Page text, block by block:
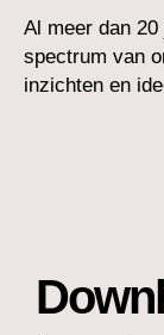
Al meer dan
spectrum van
inzichten en